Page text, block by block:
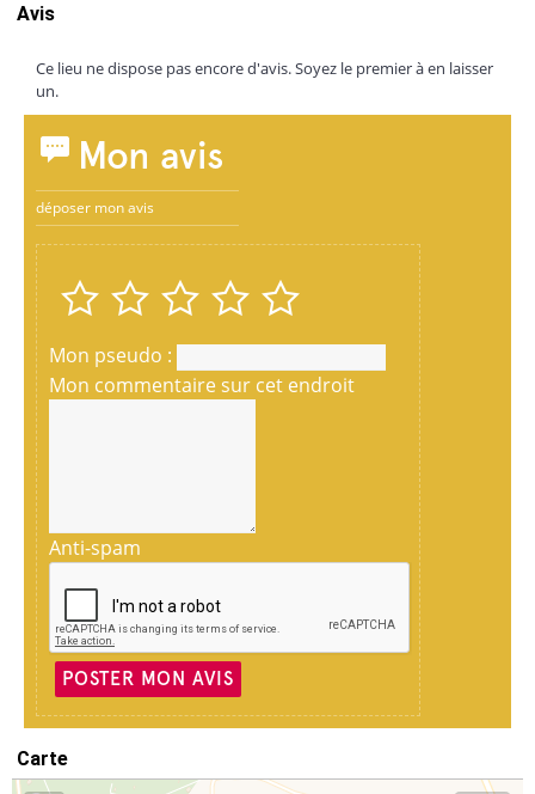
Avis
Ce lieu ne dispose pas encore d'avis. Soyez le premier à en laisser
un.
Mon avis
déposer mon avis
Mon pseudo :
Mon commentaire sur cet endroit
Anti-spam
POSTER MON AVIS
Carte